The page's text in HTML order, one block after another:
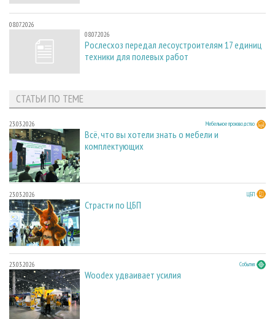
08.07.2026
08.07.2026
Рослесхоз передал лесоустроителям 17 единиц
техники для полевых работ
СТАТЬИ ПО ТЕМЕ
23.03.2026 Мебельное производство
Всё, что вы хотели знать о мебели и
комплектующих
23.03.2026 ЦБП
Страсти по ЦБП
23.03.2026 События
Woodex удваивает усилия